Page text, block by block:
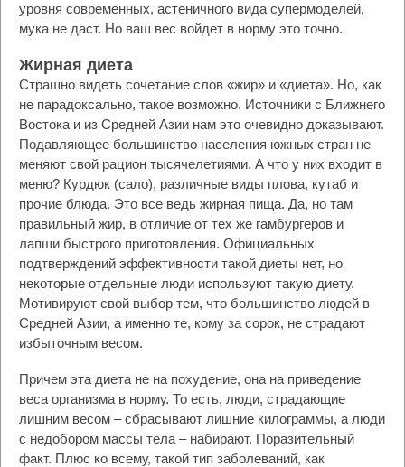
уровня современных, астеничного вида супермоделей,
мука не даст. Но ваш вес войдет в норму это точно.
Жирная диета
Страшно видеть сочетание слов «жир» и «диета». Но, как
не парадоксально, такое возможно. Источники с Ближнего
Востока и из Средней Азии нам это очевидно доказывают.
Подавляющее большинство населения южных стран не
меняют свой рацион тысячелетиями. А что у них входит в
меню? Курдюк (сало), различные виды плова, кутаб и
прочие блюда. Это все ведь жирная пища. Да, но там
правильный жир, в отличие от тех же гамбургеров и
лапши быстрого приготовления. Официальных
подтверждений эффективности такой диеты нет, но
некоторые отдельные люди используют такую диету.
Мотивируют свой выбор тем, что большинство людей в
Средней Азии, а именно те, кому за сорок, не страдают
избыточным весом.
Причем эта диета не на похудение, она на приведение
веса организма в норму. То есть, люди, страдающие
лишним весом – сбрасывают лишние килограммы, а люди
с недобором массы тела – набирают. Поразительный
факт. Плюс ко всему, такой тип заболеваний, как